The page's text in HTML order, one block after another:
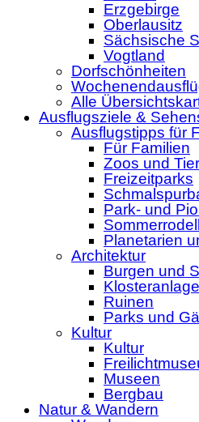
Erzgebirge
Oberlausitz
Sächsische
Vogtland
Dorfschönheiten
Alle
Ausflugsziele &
Ausflugstipps für
Für Familien
Zoos und
Freizeitparks
Park- und
Planetarien
Architektur
Burgen und
Ruinen
Parks und
Kultur
Kultur
Museen
Bergbau
Natur & Wandern